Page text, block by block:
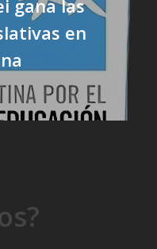
gana las
en